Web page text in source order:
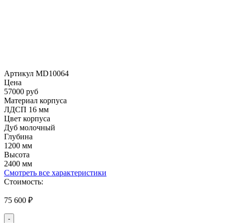
Артикул MD10064
Цена
57000 руб
Материал корпуса
ЛДСП 16 мм
Цвет корпуса
Дуб молочный
Глубина
1200 мм
Высота
2400 мм
Смотреть все характеристики
Стоимость:
75 600 ₽
-